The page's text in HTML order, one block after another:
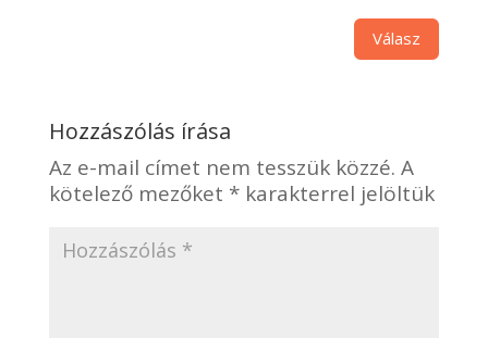
Válasz
Hozzászólás írása
Az e-mail címet nem tesszük közzé. A
kötelező mezőket *karakterrel jelöltük